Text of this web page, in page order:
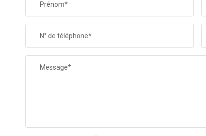
Prénom*
N° de téléphone*
Message*